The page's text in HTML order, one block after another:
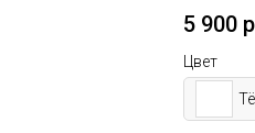
5 900
Цвет